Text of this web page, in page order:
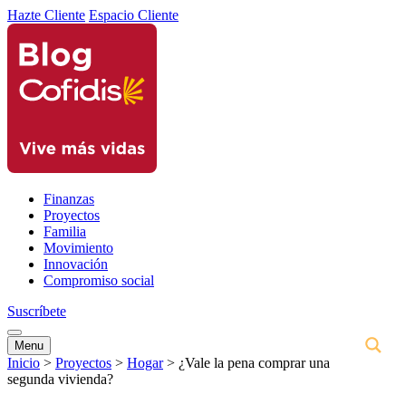
Hazte Cliente Espacio Cliente
Finanzas
Proyectos
Familia
Movimiento
Innovación
Compromiso social
Suscríbete
Menu
Inicio > Proyectos > Hogar > ¿Vale la pena comprar una
segunda vivienda?